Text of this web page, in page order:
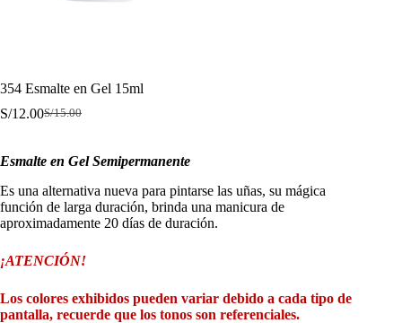
354 Esmalte en Gel 15ml
S/15.00
El
era:
S/15.00.
S/12.00El
es:
S/12.00.
Esmalte en Gel Semipermanente
Es una alternativa nueva para pintarse las uñas, su mágica
función de larga duración, brinda una manicura de
aproximadamente 20 días de duración.
¡ATENCIÓN!
Los colores exhibidos pueden variar debido a cada tipo de
pantalla, recuerde que los tonos son referenciales.